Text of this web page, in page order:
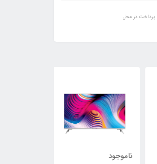
پرداخت در محل
ناموجود